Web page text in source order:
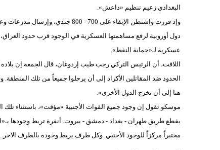
البغدادي زعيم تنظيم «داعش».
وإذ قررت واشنطن الإبقاء على 700 -
دول أوروبية لرفع مساهمتها العسكرية في الوجود قرب حدود
عسكرية لـ«حماية النفط».
اللافت، أن الرئيس التركي رجب طيب إردوغان، قال الجمعة إن
الحدود ضد المقاتلين الأكراد إلى أن يرحلوا جميعاً من تلك
هنا إلى أن تخرج الدول الأخرى».
موسكو تقول إن وجود جميع القوات الأجنبية «مؤقت»، باستثناء
بقطع طريق طهران - بغداد - دمشق - بيروت. أنقرة تربط وجودها
مختبراً مركزاً للوجود الأجنبي. وكل طرف يربط وجوده بالطرف